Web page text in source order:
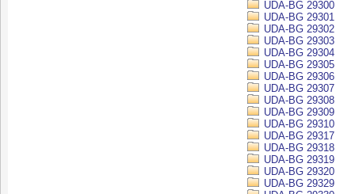
UDA-BG 29300
UDA-BG 29301
UDA-BG 29302
UDA-BG 29303
UDA-BG 29304
UDA-BG 29305
UDA-BG 29306
UDA-BG 29307
UDA-BG 29308
UDA-BG 29309
UDA-BG 29310
UDA-BG 29317
UDA-BG 29318
UDA-BG 29319
UDA-BG 29320
UDA-BG 29329